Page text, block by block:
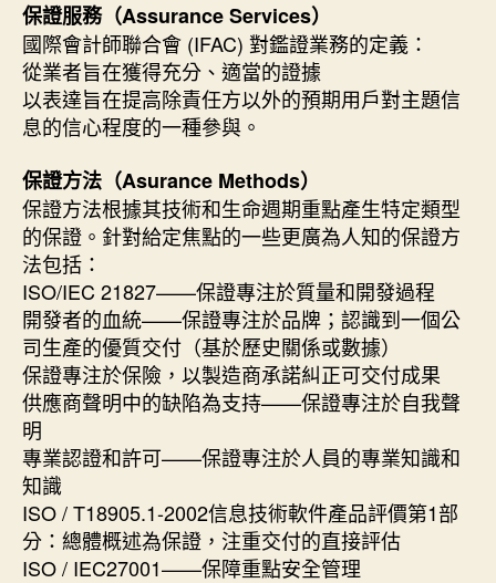
保證服務（Assurance Services）
國際會計師聯合會 (IFAC) 對鑑證業務的定義：
從業者旨在獲得充分、適當的證據
以表達旨在提高除責任方以外的預期用戶對主題信
息的信心程度的一種參與。
保證方法（Asurance Methods）
保證方法根據其技術和生命週期重點產生特定類型
的保證。針對給定焦點的一些更廣為人知的保證方
法包括：
ISO/IEC 21827——保證專注於質量和開發過程
開發者的血統——保證專注於品牌；認識到一個公
司生產的優質交付（基於歷史關係或數據）
保證專注於保險，以製造商承諾糾正可交付成果
供應商聲明中的缺陷為支持——保證專注於自我聲
明
專業認證和許可——保證專注於人員的專業知識和
知識
ISO / T18905.1-2002信息技術軟件產品評價第1部
分：總體概述為保證，注重交付的直接評估
ISO / IEC27001——保障重點安全管理